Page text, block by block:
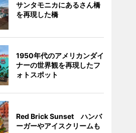
サンタモニカにあるさん橋
を再現した橋
1950年代のアメリカンダイ
ナーの世界観を再現したフ
ォトスポット
Red Brick Sunset ハンバ
ーガーやアイスクリームも